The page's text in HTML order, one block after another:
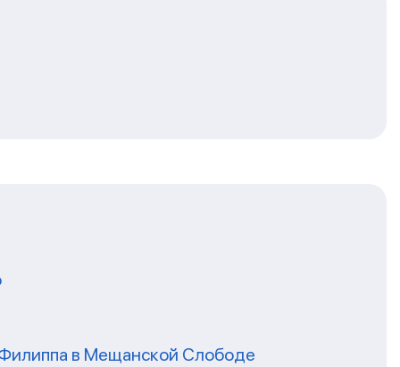
в Мещанской Слободе